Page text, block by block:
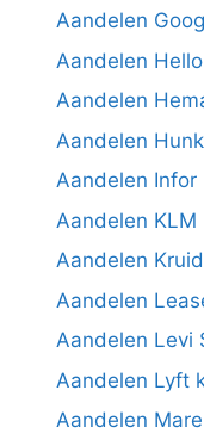
Aandelen
Aandelen
Aandelen
Aandelen
Aandelen Infor
Aandelen KLM
Aandelen
Aandelen
Aandelen Levi
Aandelen Lyft
Aandelen